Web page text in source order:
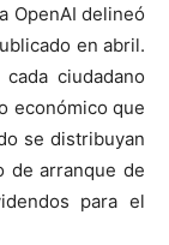
OpenAI delineó
en abril.
ciudadano
económico que
se distribuyan
de arranque de
para el